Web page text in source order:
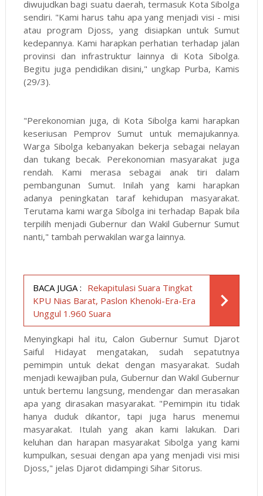
diwujudkan bagi suatu daerah, termasuk Kota Sibolga
sendiri. "Kami harus tahu apa yang menjadi visi - misi
atau program Djoss, yang disiapkan untuk Sumut
kedepannya. Kami harapkan perhatian terhadap jalan
provinsi dan infrastruktur lainnya di Kota Sibolga.
Begitu juga pendidikan disini," ungkap Purba, Kamis
(29/3).
"Perekonomian juga, di Kota Sibolga kami harapkan
keseriusan Pemprov Sumut untuk memajukannya.
Warga Sibolga kebanyakan bekerja sebagai nelayan
dan tukang becak. Perekonomian masyarakat juga
rendah. Kami merasa sebagai anak tiri dalam
pembangunan Sumut. Inilah yang kami harapkan
adanya peningkatan taraf kehidupan masyarakat.
Terutama kami warga Sibolga ini terhadap Bapak bila
terpilih menjadi Gubernur dan Wakil Gubernur Sumut
nanti," tambah perwakilan warga lainnya.
BACA JUGA : Rekapitulasi Suara Tingkat
KPU Nias Barat, Paslon Khenoki-Era-Era
Unggul 1.960 Suara
Menyingkapi hal itu, Calon Gubernur Sumut Djarot
Saiful Hidayat mengatakan, sudah sepatutnya
pemimpin untuk dekat dengan masyarakat. Sudah
menjadi kewajiban pula, Gubernur dan Wakil Gubernur
untuk bertemu langsung, mendengar dan merasakan
apa yang dirasakan masyarakat. "Pemimpin itu tidak
hanya duduk dikantor, tapi juga harus menemui
masyarakat. Itulah yang akan kami lakukan. Dari
keluhan dan harapan masyarakat Sibolga yang kami
kumpulkan, sesuai dengan apa yang menjadi visi misi
Djoss," jelas Djarot didampingi Sihar Sitorus.